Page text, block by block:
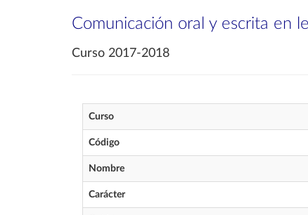
Comunicación oral y escrita en
Curso 2017-2018
Curso
Código
Nombre
Carácter